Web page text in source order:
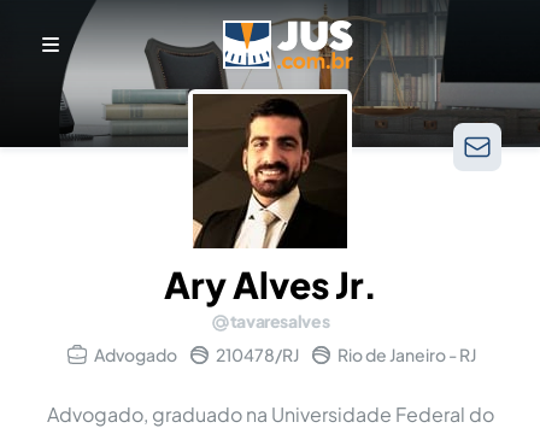
Ary Alves Jr.
tavaresalves
Advogado
210478/RJ Rio de Janeiro - RJ
Advogado, graduado na Universidade Federal do